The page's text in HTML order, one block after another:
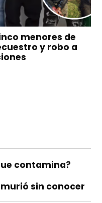
menores de
y robo a
contamina?
sin conocer